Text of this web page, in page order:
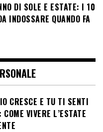
DI SOLE E ESTATE: I 10
INDOSSARE QUANDO FA
CRESCE E TU TI SENTI
VIVERE L’ESTATE